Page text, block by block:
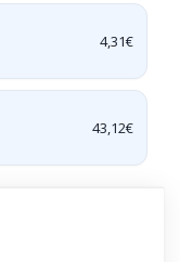
4,31€
43,12€